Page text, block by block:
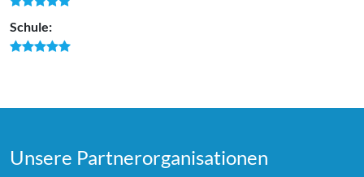
Schule:
Unsere Partner­organi­sationen